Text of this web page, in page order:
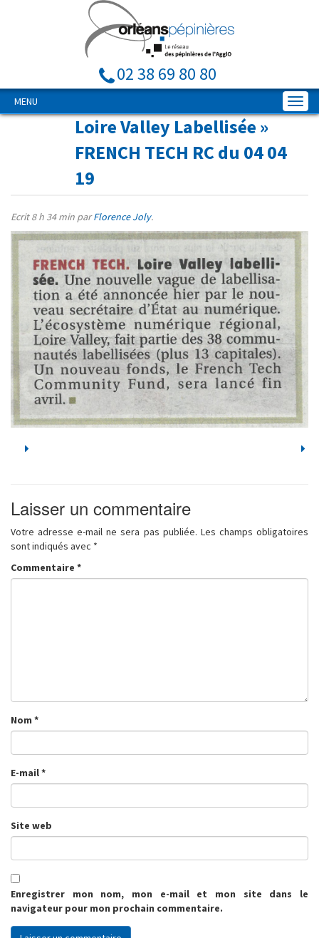
02 38 69 80 80
MENU
Loire Valley Labellisée »
FRENCH TECH RC du 04 04
19
Ecrit8 h 34 min parFlorence Joly.
Laisser un commentaire
Votre adresse e-mail ne sera pas publiée. Les champs obligatoires
sont indiqués avec *
Commentaire *
Nom *
E-mail*
Site web
Enregistrer mon nom, mon e-mail et mon site dans le
navigateur pour mon prochain commentaire.